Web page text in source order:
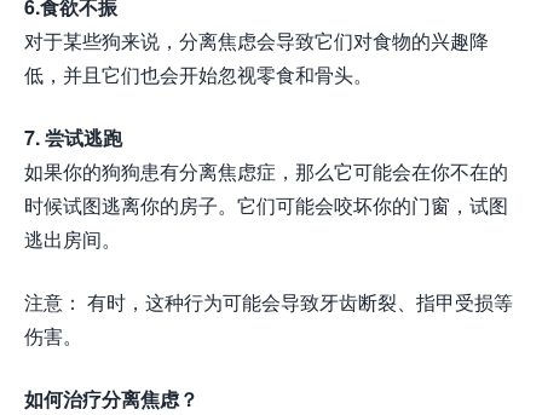
6.食欲不振
对于某些狗来说，分离焦虑会导致它们对食物的兴趣降
低，并且它们也会开始忽视零食和骨头。
7. 尝试逃跑
如果你的狗狗患有分离焦虑症，那么它可能会在你不在的
时候试图逃离你的房子。它们可能会咬坏你的门窗，试图
逃出房间。
注意： 有时，这种行为可能会导致牙齿断裂、指甲受损等
伤害。
如何治疗分离焦虑？